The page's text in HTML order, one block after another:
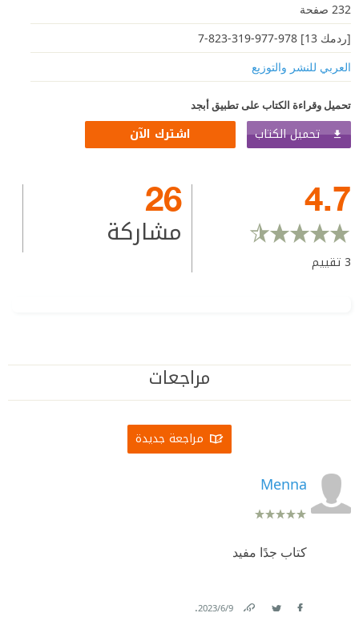
232 صفحة
[ردمك 13] 978-977-319-823-7
العربي للنشر والتوزيع
تحميل وقراءة الكتاب على تطبيق أبجد
تحميل الكتاب اشترك الآن
4.7
3تقييم
26
مشاركة
مراجعات
مراجعة جديدة
Menna
كتاب جدًا مفيد
9‏/6‏/2023
.